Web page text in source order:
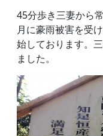
45分歩き三妻から
月に豪雨被害を受
始しております。
ました。